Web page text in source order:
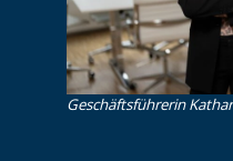
Ge­schäfts­füh­re­rin